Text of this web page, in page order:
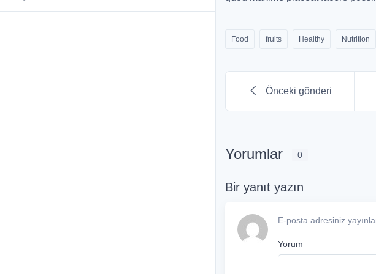
Food fruits Healthy Nutrition
Önceki gönderi
Yorumlar 0
Bir yanıt yazın
E-posta adresiniz
Yorum